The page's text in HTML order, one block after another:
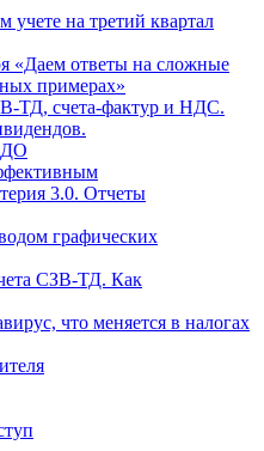
на третий квартал
«Даем ответы на сложные
примерах»
ТД, счета-фактур и НДС.
3.0. Отчеты
графических
СЗВ-ТД. Как
что меняется в налогах